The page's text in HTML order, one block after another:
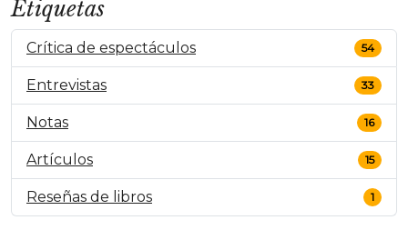
Etiquetas
Crítica de espectáculos 54
Entrevistas 33
Notas 16
Artículos 15
Reseñas de libros 1